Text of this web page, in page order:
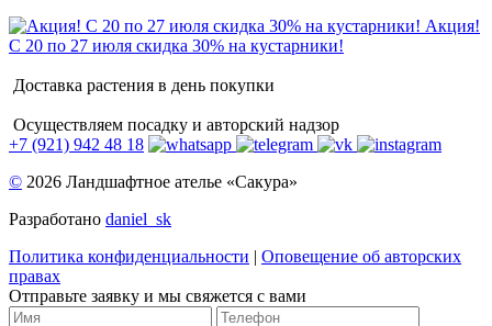
Акция!
С 20 по 27 июля скидка 30% на кустарники!
Доставка растения в день покупки
Осуществляем посадку и авторский надзор
+7 (921) 942 48 18
© 2026 Ландшафтное ателье «Сакура»
Разработано daniel_sk
Политика конфиденциальности
Оповещение об авторских
правах
Отправьте заявку и мы свяжется с вами